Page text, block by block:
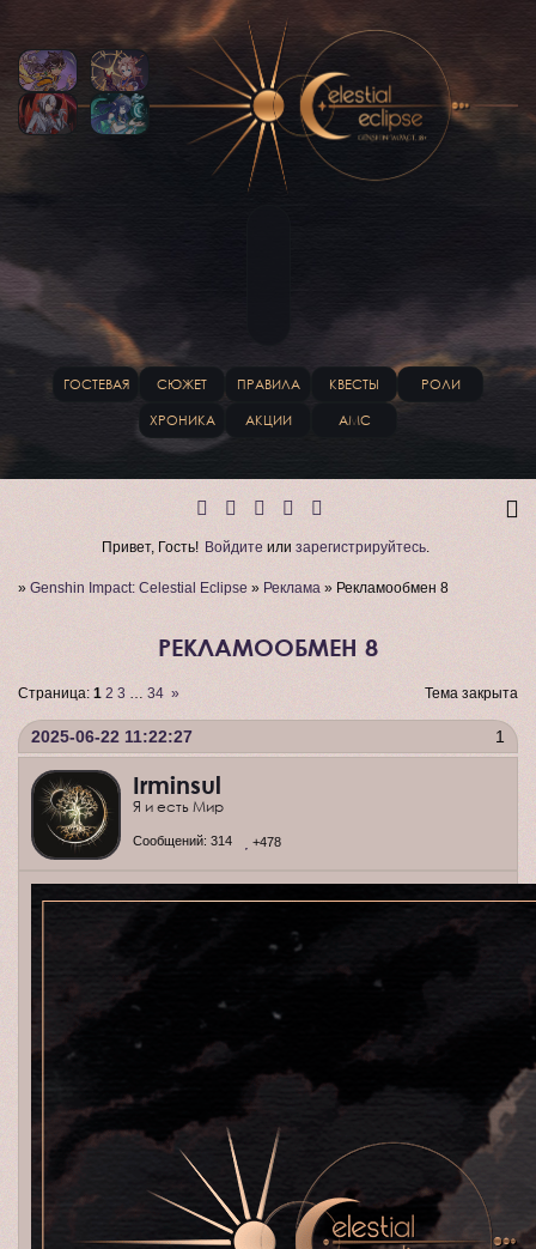
ГОСТЕВАЯ СЮЖЕТ ПРАВИЛА КВЕСТЫ РОЛИ
ХРОНИКА АКЦИИ АМС
Привет, Гость! Войдите или зарегистрируйтесь.
» Genshin Impact: Celestial Eclipse » Реклама » Рекламообмен 8
РЕКЛАМООБМЕН 8
Страница: 1 2 3 … 34 » Тема закрыта
1
2025-06-22 11:22:27
Irminsul
Я и есть Мир
Сообщений: 314 +478